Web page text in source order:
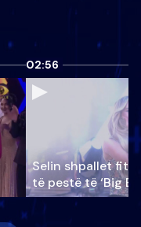
02:56
Selin shpallet
të pestë të ‘Big